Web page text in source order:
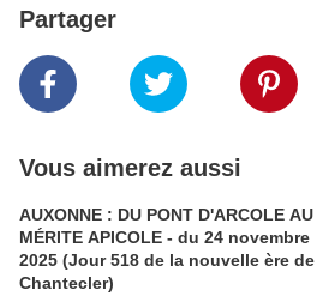
Partager
Vous aimerez aussi
AUXONNE : DU PONT D'ARCOLE AU
MÉRITE APICOLE - du 24 novembre
2025 (Jour 518 de la nouvelle ère de
Chantecler)